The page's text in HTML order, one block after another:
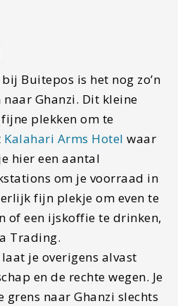
Buitepos is het nog zo’n
Ghanzi. Dit kleine
plekken om te
Kalahari Arms Hotel waar
hier een aantal
om je voorraad in
fijn plekje om even te
of een ijskoffie te drinken,
Trading.
je overigens alvast
en de rechte wegen. Je
grens naar Ghanzi slechts